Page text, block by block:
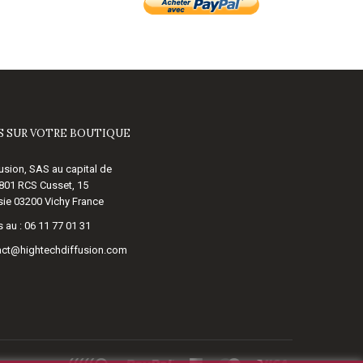
SUR VOTRE BOUTIQUE
SAS au capital de
RCS Cusset, 15
03200 Vichy France
au : 06 11 77 01 31